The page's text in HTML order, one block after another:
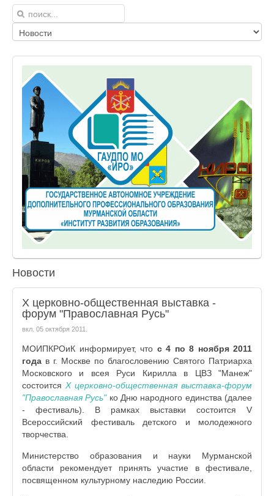
Новости
X церковно-общественная выставка -
форум "Православная Русь"
вкл. 05 октября 2011
МОИПКРОиК информирует, что с 4 по 8 ноября 2011
года в г. Москве по благословению Святого Патриарха
Московского и всея Руси Кирилла в ЦВЗ "Манеж"
состоится X церковно-общественная выставка-форум
"Православная Русь" ко Дню народного единства (далее
- фестиваль). В рамках выставки состоится V
Всероссийский фестиваль детского и молодежного
творчества.
Министерство образования и науки Мурманской
области рекомендует принять участие в фестивале,
посвященном культурному наследию России.